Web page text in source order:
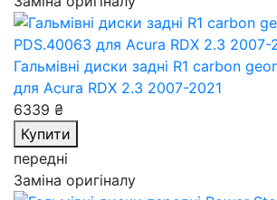
Гальмівні диски задні R1 carbon
для Acura RDX 2.3 2007-2021
6339 ₴
Купити
передні
Заміна оригіналу